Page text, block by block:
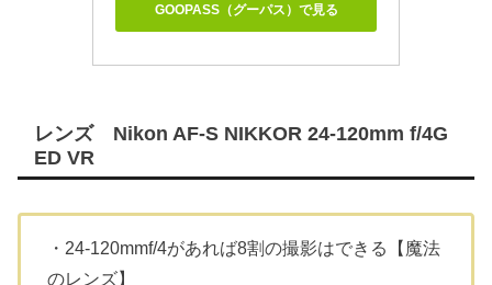
GOOPASS（グーパス）で見る
レンズ Nikon AF-S NIKKOR 24-120mm f/4G
ED VR
・24-120mmf/4があれば8割の撮影はできる【魔法
のレンズ】